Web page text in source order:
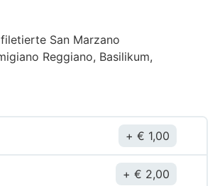
San Marzano
Reggiano, Basilikum,
€ 1,00
€ 2,00